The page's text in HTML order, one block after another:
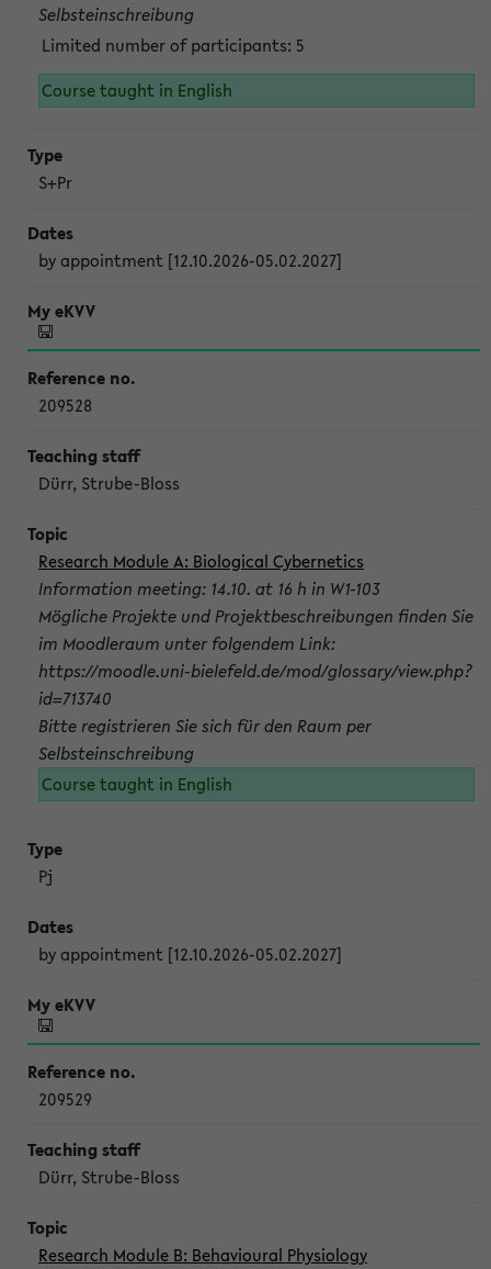
Selbsteinschreibung
Limited number of participants: 5
Course taught in English
S+Pr
by appointment [12.10.2026-05.02.2027]
209528
Dürr, Strube-Bloss
Research Module A: Biological Cybernetics
Information meeting: 14.10. at 16 h in W1-103
Mögliche Projekte und Projektbeschreibungen finden Sie
im Moodleraum unter folgendem Link:
https://moodle.uni-bielefeld.de/mod/glossary/view.php?
id=713740
Bitte registrieren Sie sich für den Raum per
Selbsteinschreibung
Course taught in English
Pj
by appointment [12.10.2026-05.02.2027]
209529
Dürr, Strube-Bloss
Research Module B: Behavioural Physiology